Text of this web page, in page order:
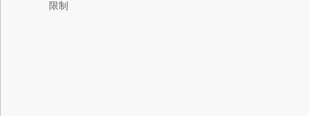
限制